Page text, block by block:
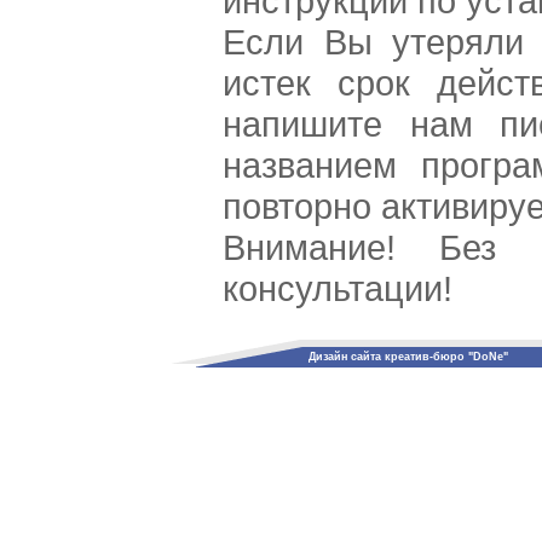
Если Вы утеряли
истек срок
напишите нам
названием
повторно
Внимание! Без
консультации!
Дизайн сайта креатив-бюро "DoNe"